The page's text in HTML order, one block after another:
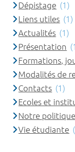
Dépistage (1)
Liens utiles (1)
Actualités (1)
Présentation
Formations,
Modalités de
Contacts (1)
Ecoles et
Notre
Vie étudiante